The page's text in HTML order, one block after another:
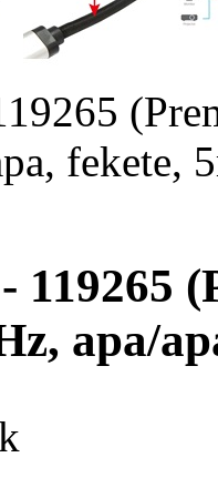
fekete,
119265
apa/